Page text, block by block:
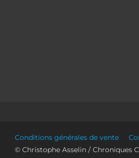
Conditions générales de vente
© Christophe Asselin / Chroniques